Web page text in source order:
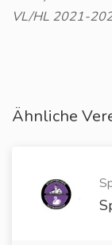
VL/HL 2021-
Ähnliche